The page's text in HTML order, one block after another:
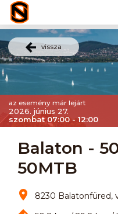
vissza
az esemény már lejárt
2026. június 27.
szombat 07:00 - 12:00
Balaton -
50MTB
8230 Balatonfüred,